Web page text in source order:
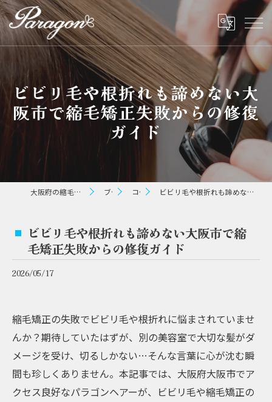
ビビリ毛や根折れも諦めない大
阪市で縮毛矯正失敗からの修復
ガイド
大阪府の縮毛矯正ならパラゴン ヘアー ブログ コラム ビビリ毛や根折れも諦めない大阪市で縮毛矯正失敗からの修復ガイド
ビビリ毛や根折れも諦めない大阪市で縮
毛矯正失敗からの修復ガイド
2026/05/17
縮毛矯正の失敗でビビリ毛や根折れに悩まされていませ
んか？期待していたはずが、別の美容室で大切な髪がダ
メージを受け、切るしかない…そんな言葉に心が沈む瞬
間も珍しくありません。本記事では、大阪府大阪市でア
クセス良好なパラゴンヘアーが、ビビリ毛や縮毛矯正の